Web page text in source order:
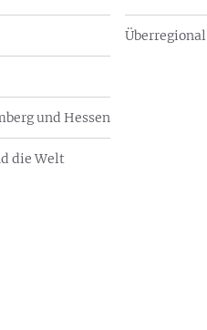
und Hessen
die Welt
Überregional